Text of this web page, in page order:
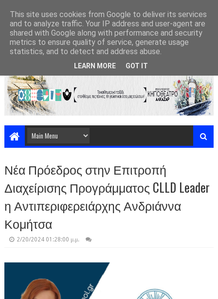
Νέα Πρόεδρος στην Επιτροπή
Διαχείρισης Προγράμματος CLLD Leader
η Αντιπεριφερειάρχης Ανδριάννα
Κομήτσα
2/20/2024 01:28:00 μ.μ.
This site uses cookies from Google to deliver its services
and to analyze traffic. Your IP address and user-agent are
shared with Google along with performance and security
metrics to ensure quality of service, generate usage
statistics, and to detect and address abuse.
LEARN MORE GOT IT